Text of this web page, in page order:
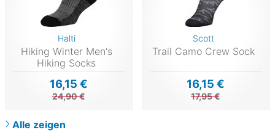
Halti
Hiking Winter Men's
Hiking Socks
16,15 €
24,90 €
Scott
Trail Camo Crew Sock
16,15 €
17,95 €
Alle zeigen